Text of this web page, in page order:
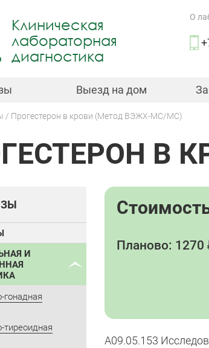
Клиническая
лабораторная
диагностика
О
Выезд на дом
Прогестерон в крови (Метод ВЭЖХ-МС/МС)
В
И
гонадная
тиреоидная
Планово: 1270
A09.05.153